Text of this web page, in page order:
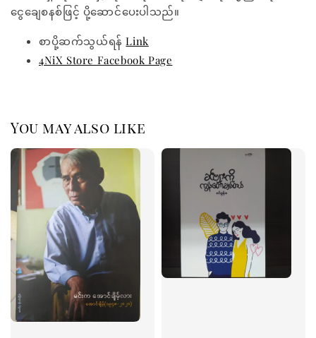
ငွေချေစနစ်ဖြင့် ပို့ဆောင်ပေးပါသည်။
စာပို့ဆက်သွယ်ရန်Link
4NiX Store Facebook Page
You may also like